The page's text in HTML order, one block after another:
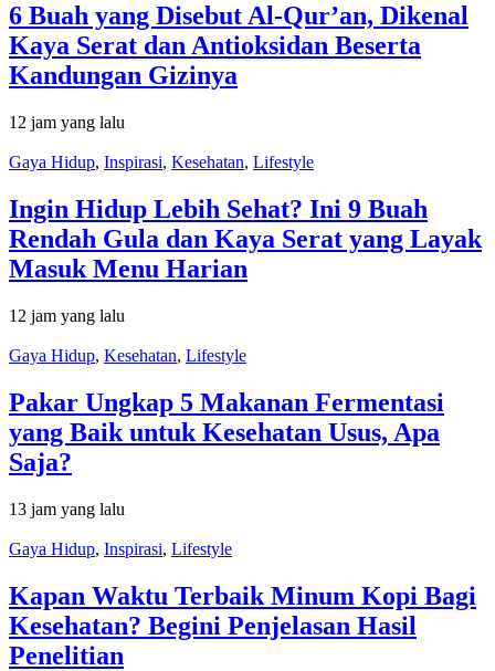
6 Buah yang Disebut Al-Qur’an, Dikenal
Kaya Serat dan Antioksidan Beserta
Kandungan Gizinya
12 jam yang lalu
Gaya Hidup, Inspirasi, Kesehatan, Lifestyle
Ingin Hidup Lebih Sehat? Ini 9 Buah
Rendah Gula dan Kaya Serat yang Layak
Masuk Menu Harian
12 jam yang lalu
Gaya Hidup, Kesehatan, Lifestyle
Pakar Ungkap 5 Makanan Fermentasi
yang Baik untuk Kesehatan Usus, Apa
Saja?
13 jam yang lalu
Gaya Hidup, Inspirasi, Lifestyle
Kapan Waktu Terbaik Minum Kopi Bagi
Kesehatan? Begini Penjelasan Hasil
Penelitian